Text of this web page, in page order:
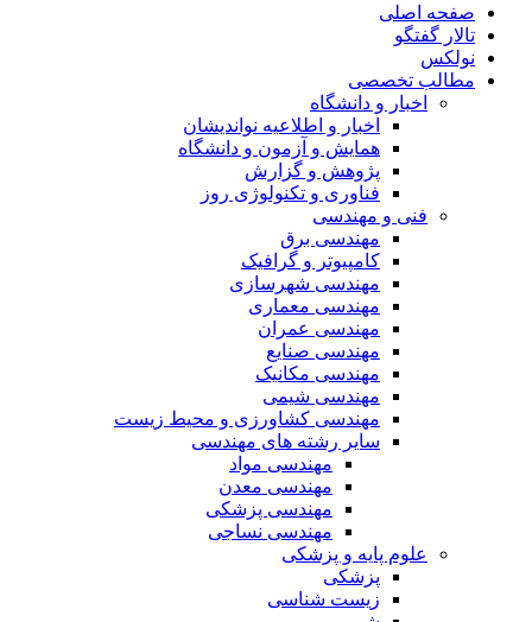
صفحه اصلی
تالار گفتگو
نولکس
مطالب تخصصی
اخبار و دانشگاه
اخبار و اطلاعیه نواندیشان
همایش و آزمون و دانشگاه
پژوهش و گزارش
فناوری و تکنولوژی روز
فنی و مهندسی
مهندسی برق
کامپیوتر و گرافیک
مهندسی شهرسازی
مهندسی معماری
مهندسی عمران
مهندسی صنایع
مهندسی مکانیک
مهندسی شیمی
مهندسی کشاورزی و محیط زیست
سایر رشته های مهندسی
مهندسی مواد
مهندسی معدن
مهندسی پزشکی
مهندسی نساجی
علوم پایه و پزشکی
پزشکی
زیست شناسی